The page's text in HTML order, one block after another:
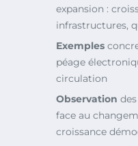
expansion :
infrastructures,
Exemples
péage
circulation
Observation
face au
croissance